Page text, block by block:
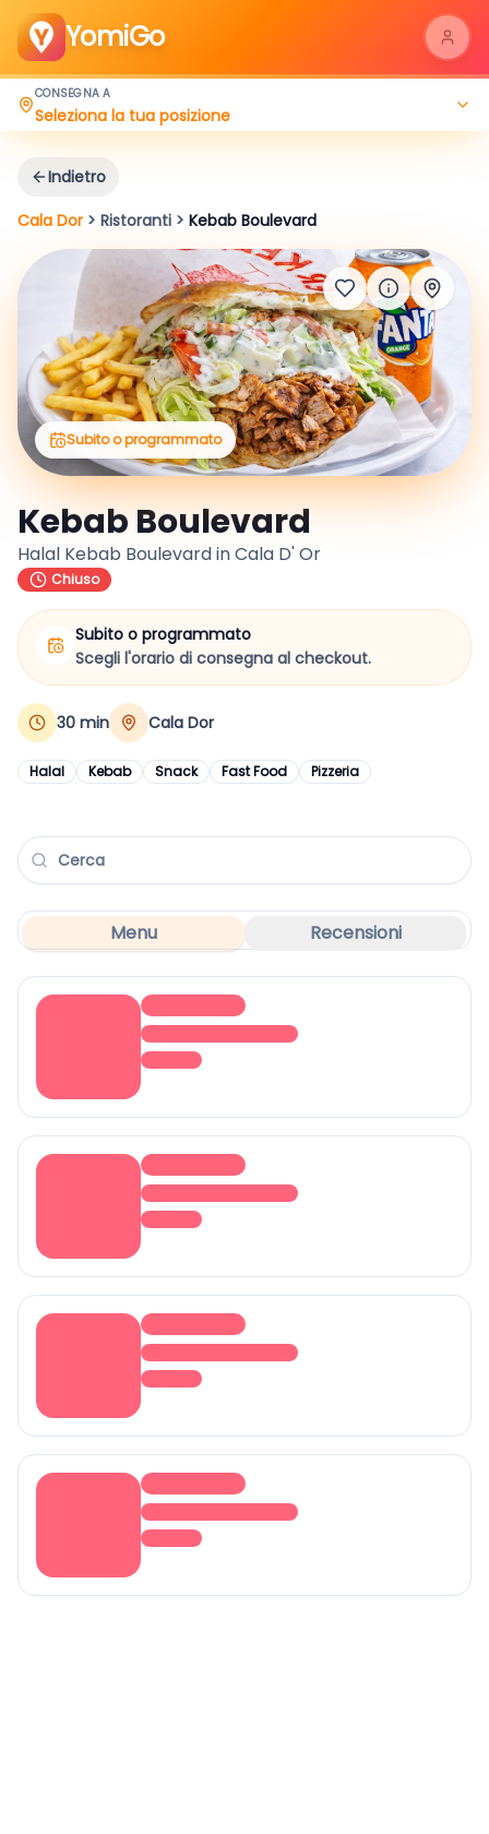
YomiGo
CONSEGNA A
Seleziona la tua posizione
Indietro
Cala Dor> Ristoranti > Kebab Boulevard
Subito o programmato
Kebab Boulevard
Halal Kebab Boulevard in Cala D' Or
Chiuso
Subito o programmato
Scegli l'orario di consegna al checkout.
30 min Cala Dor
Halal Kebab Snack Fast Food Pizzeria
Menu Recensioni